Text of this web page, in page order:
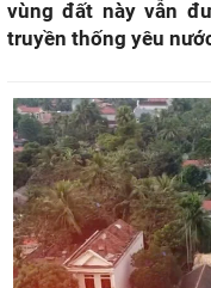
vùng đất này vẫn
truyền thống yêu